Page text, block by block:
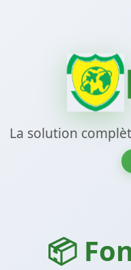
La solution
📦